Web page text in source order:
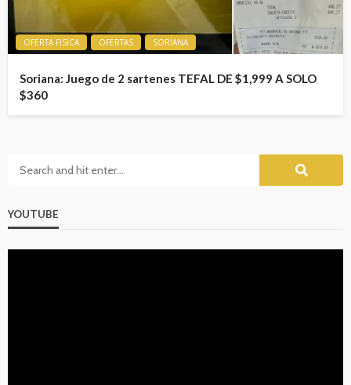
OFERTA FISICA OFERTAS SORIANA
Soriana: Juego de 2 sartenes TEFAL DE $1,999 A SOLO
$360
YOUTUBE